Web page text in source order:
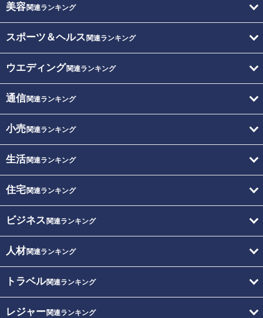
美容関連ランキング
スポーツ＆ヘルス 関連ランキング
ウエディング関連ランキング
通信関連ランキング
小売関連ランキング
生活関連ランキング
住宅関連ランキング
ビジネス 関連ランキング
人材関連ランキング
トラベル関連ランキング
レジャー関連ランキング